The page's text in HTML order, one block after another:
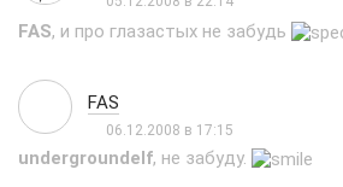
FAS, и про глазастых не забудь
FAS
06.12.2008 в 17:15
undergroundelf, не забуду.